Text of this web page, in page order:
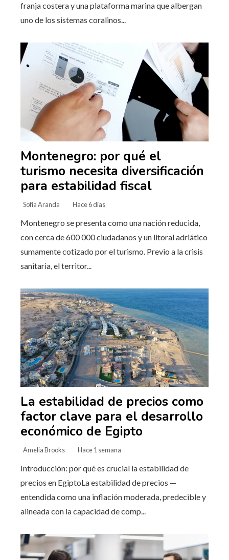
franja costera y una plataforma marina que albergan
uno de los sistemas coralinos...
Montenegro: por qué el
turismo necesita diversificación
para estabilidad fiscal
Sofía Aranda Hace 6 días
Montenegro se presenta como una nación reducida,
con cerca de 600 000 ciudadanos y un litoral adriático
sumamente cotizado por el turismo. Previo a la crisis
sanitaria, el territor...
La estabilidad de precios como
factor clave para el desarrollo
económico de Egipto
Amelia Brooks Hace 1 semana
Introducción: por qué es crucial la estabilidad de
precios en EgiptoLa estabilidad de precios —
entendida como una inflación moderada, predecible y
alineada con la capacidad de comp...